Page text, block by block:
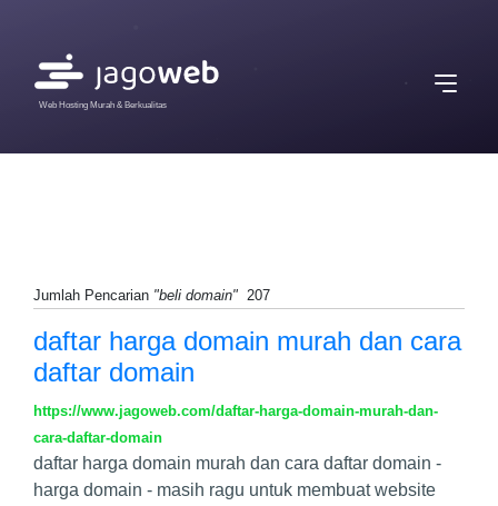
Web Hosting Murah & Berkualitas
Jumlah Pencarian "beli domain" 207
daftar harga domain murah dan cara
daftar domain
https://www.jagoweb.com/daftar-harga-domain-murah-dan-
cara-daftar-domain
daftar harga domain murah dan cara daftar domain -
harga domain - masih ragu untuk membuat website